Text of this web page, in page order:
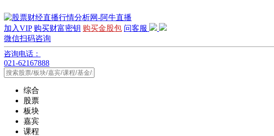
加入VIP 购买财富密钥 购买金股包 问客服
微信扫码咨询
咨询电话：
021-62167888
综合
股票
板块
嘉宾
课程